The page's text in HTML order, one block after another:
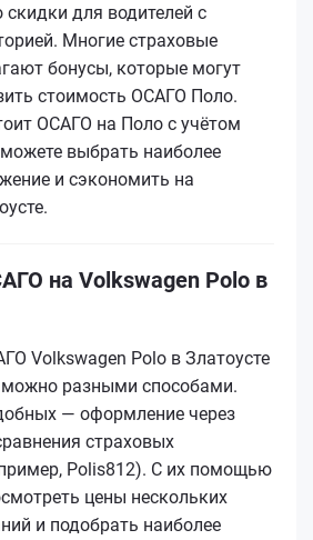
для водителей с
Многие страховые
бонусы, которые могут
стоимость ОСАГО Поло.
ОСАГО на Поло с учётом
выбрать наиболее
и сэкономить на
на Volkswagen Polo в
Volkswagen Polo в Златоусте
можно разными способами.
— оформление через
страховых
Polis812). С их помощью
цены нескольких
и подобрать наиболее